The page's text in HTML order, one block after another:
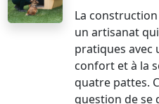
La
un artisanat
pratiques avec
confort et à la
quatre pattes.
question de se